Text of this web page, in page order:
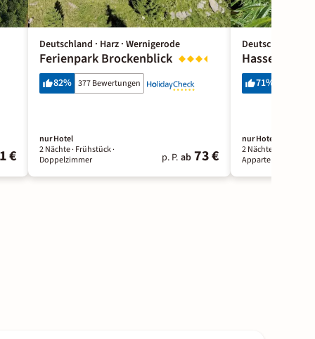
€
Deutschland · Harz · Wernigerode
Ferienpark Brockenblick
82% 377 Bewertungen
nur Hotel
2 Nächte· Frühstück·
Doppelzimmer
p. P. ab 73 €
Deutschland ·
Hasseröder
71%
nur Hotel
2 Nächte
Appartement